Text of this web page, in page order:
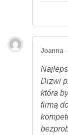
Joanna –
Drzwi
która
firmą